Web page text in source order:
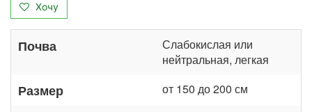
Хочу
Почва
Слабокислая или
нейтральная, легкая
Размер от 150 до 200 см